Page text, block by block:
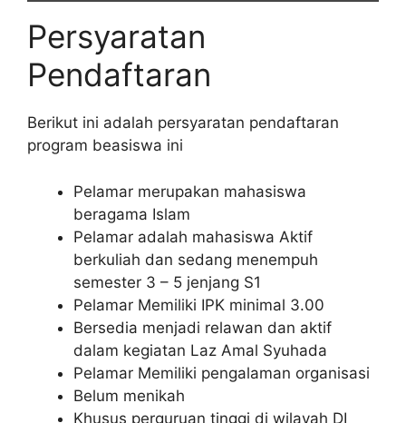
Persyaratan
Pendaftaran
Berikut ini adalah persyaratan pendaftaran
program beasiswa ini
Pelamar merupakan mahasiswa
beragama Islam
Pelamar adalah mahasiswa Aktif
berkuliah dan sedang menempuh
semester 3 – 5 jenjang S1
Pelamar Memiliki IPK minimal 3.00
Bersedia menjadi relawan dan aktif
dalam kegiatan Laz Amal Syuhada
Pelamar Memiliki pengalaman organisasi
Belum menikah
Khusus perguruan tinggi di wilayah DI